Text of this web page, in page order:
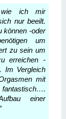
ich mir
nur beeilt.
können -oder
um
zu sein um
erreichen -
Im Vergleich
mit
einer